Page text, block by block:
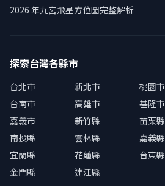
2026 年九宮飛星方位圖完整解析
探索台灣各縣市
台北市 新北市 桃園市
台南市
高雄市 基隆市
嘉義市
新竹縣 苗栗縣
南投縣
雲林縣 嘉義縣
宜蘭縣
花蓮縣 台東縣
金門縣
連江縣